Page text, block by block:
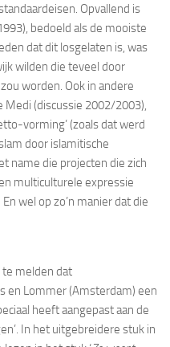
Opvallend is
bedoeld als de mooiste
dat dit losgelaten is, was
wilden die teveel door
worden. Ook in andere
Medi (discussie 2002/2003),
vorming’ (zoals dat werd
door islamitische
name die projecten die zich
multiculturele expressie
wel op zo’n manier dat die
te melden dat
en Lommer (Amsterdam) een
heeft aangepast aan de
In het uitgebreidere stuk in